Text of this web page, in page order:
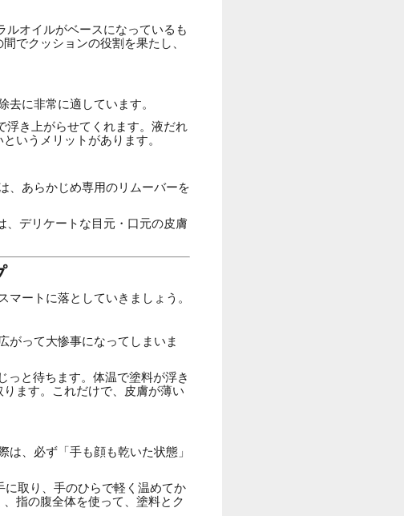
オイルがベースになっているも
でクッションの役割を果たし、
に非常に適しています。
浮き上がらせてくれます。液だれ
いうメリットがあります。
、あらかじめ専用のリムーバーを
、デリケートな目元・口元の皮膚
ートに落としていきましょう。
がって大惨事になってしまいま
っと待ちます。体温で塗料が浮き
ます。これだけで、皮膚が薄い
、必ず「手も顔も乾いた状態」
に取り、手のひらで軽く温めてか
指の腹全体を使って、塗料とク